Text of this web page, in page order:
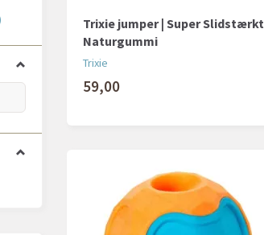
Trixie jumper | Super Slidstærkt
Naturgummi
Trixie
59,00